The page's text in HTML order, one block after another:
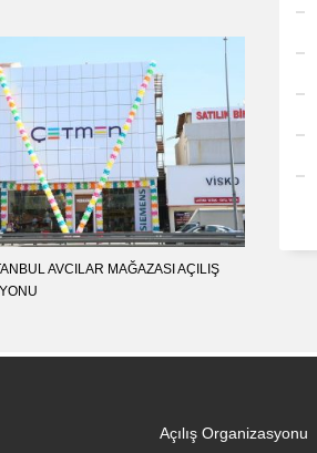
AVCILAR MAĞAZASI AÇILIŞ
Açılış Organizasyonu